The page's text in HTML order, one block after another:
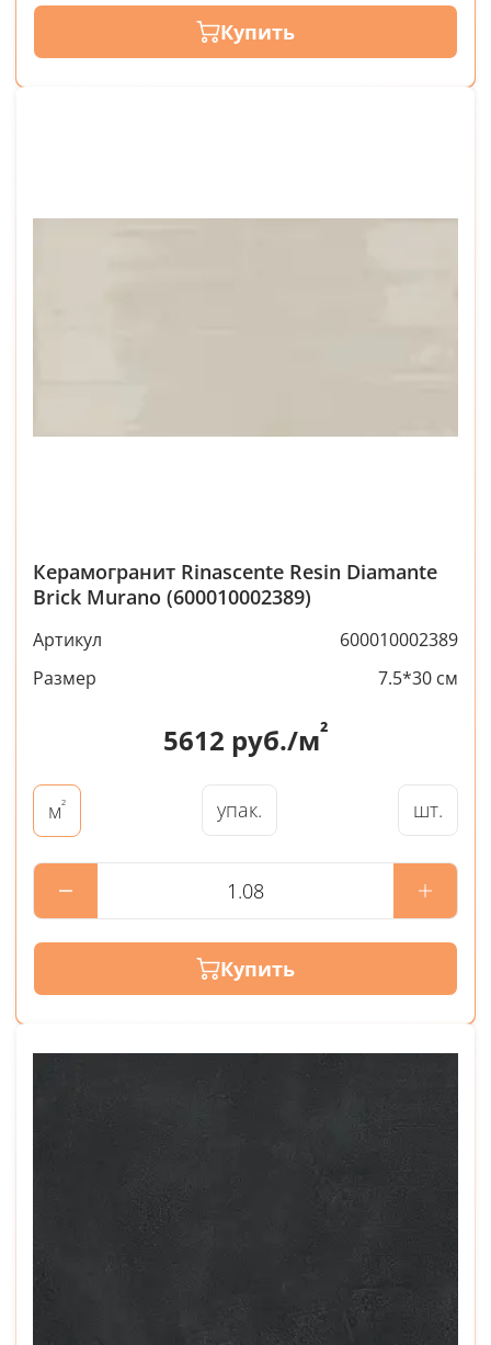
Купить
Керамогранит Rinascente Resin Diamante
Brick Murano (600010002389)
Артикул
600010002389
Размер
7.5*30 см
5612 руб./м²
м² упак. шт.
Купить